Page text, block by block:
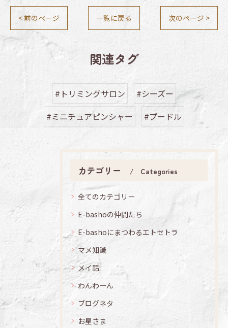
< 前のページ 一覧に戻る 次のページ >
関連タグ
#トリミングサロン
#シーズー
#ミニチュアピンシャー
#プードル
カテゴリー Categories
全てのカテゴリー
E-bashoの仲間たち
E-bashoにまつわるエトセトラ
マメ知識
メイ話
わんわーん
ブログネタ
お星さま